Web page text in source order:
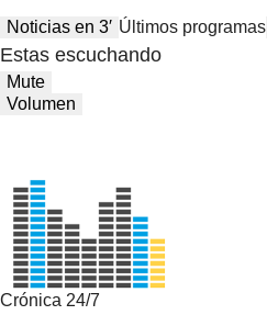
Noticias en 3′ Últimos programas
Estas escuchando
Mute
Volumen
Crónica 24/7